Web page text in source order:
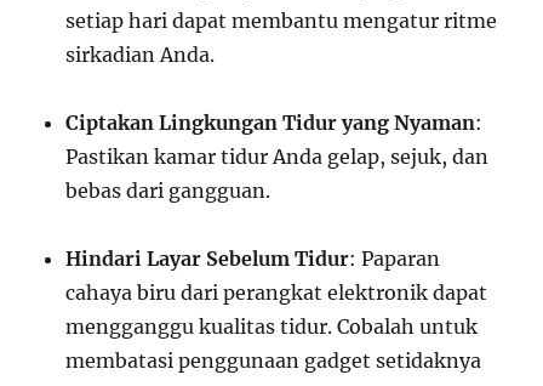
setiap hari dapat membantu mengatur ritme
sirkadian Anda.
Ciptakan Lingkungan Tidur yang Nyaman:
Pastikan kamar tidur Anda gelap, sejuk, dan
bebas dari gangguan.
Hindari Layar Sebelum Tidur: Paparan
cahaya biru dari perangkat elektronik dapat
mengganggu kualitas tidur. Cobalah untuk
membatasi penggunaan gadget setidaknya